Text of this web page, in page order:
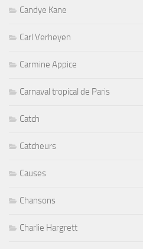
Candye Kane
Carl Verheyen
Carmine Appice
Carnaval tropical de Paris
Catch
Catcheurs
Causes
Chansons
Charlie Hargrett